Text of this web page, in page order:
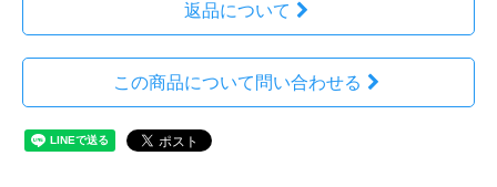
返品について
この商品について問い合わせる